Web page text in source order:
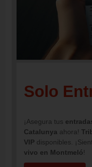
Solo
¡Asegura tus
Catalunya ahora!
VIPdisponibles.
vivo en Montmeló